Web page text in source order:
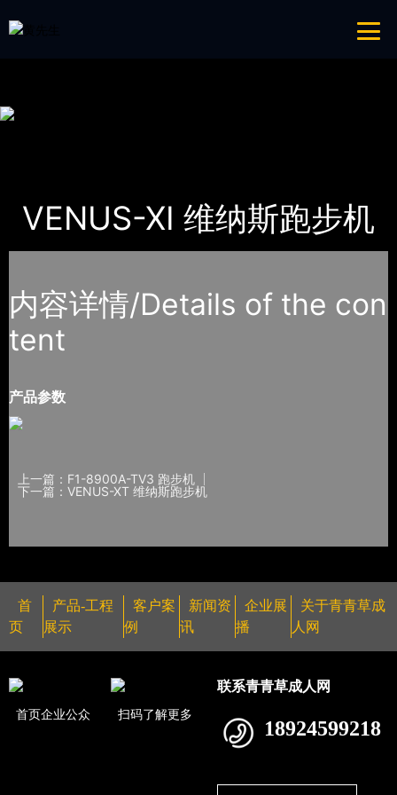
导航
网站地图
VENUS-XI 维纳斯跑步机
内容详情/Details of the con
tent
产品参数
上一篇：F1-8900A-TV3 跑步机
下一篇：VENUS-XT 维纳斯跑步机
首
页
产品-工程
展示
客户案
例
新闻资
讯
企业展
播
关于青青草成
人网
首页企业公众 扫码了解更多
联系青青草成人网
18924599218